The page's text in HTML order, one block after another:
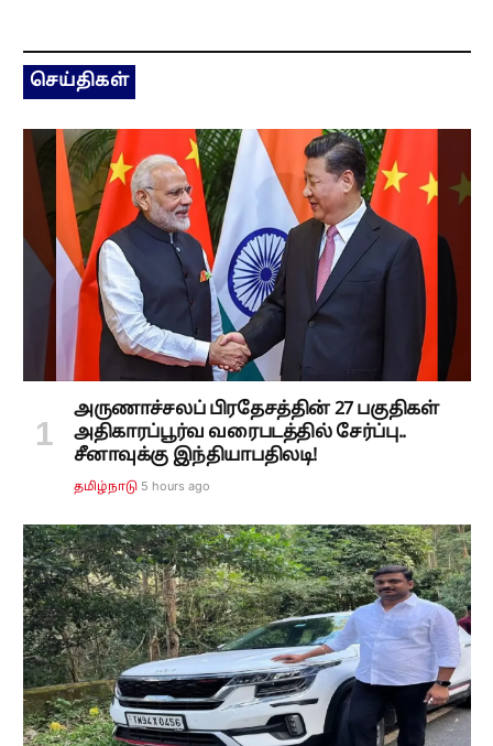
செய்திகள்
அருணாச்சலப் பிரதேசத்தின் 27 பகுதிகள்
அதிகாரப்பூர்வ வரைபடத்தில் சேர்ப்பு..
சீனாவுக்கு இந்தியாபதிலடி!
தமிழ்நாடு 5 hours ago